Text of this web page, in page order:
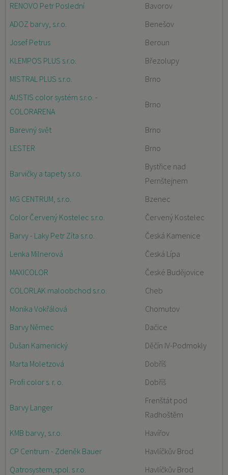
RENOVO Petr Poslední
Bavorov
ADOZ barvy, s.r.o.
Benešov
Josef Petrus
Beroun
KLEMPOS PLUS s.r.o.
Březolupy
MISTRAL PLUS s.r.o.
Brno
AUSTIS color systém s.r.o. -
COLORARENA
Brno
Barevný svět
Brno
LESTER
Brno
Barvičky a tapety s.r.o.
Bystřice nad
Pernštejnem
MG CENTRUM, s.r.o.
Bzenec
Color Červený Kostelec s.r.o.
Červený Kostelec
Barvy - Laky Petr Zíta s.r.o.
Česká Kamenice
Lenka Milnerová
Česká Lípa
MAXICOLOR
České Budějovice
COLORLAK maloobchod s.r.o.
Cheb
Monika Vokřálová
Chomutov
Barvy Němec
Dačice
Dušan Kamenický
Děčín IV-Podmokly
Marta Moletzová
Dobříš
Profi color s. r. o.
Dobříš
Barvy Langer
Frenštát pod
Radhoštěm
KMB barvy, s.r.o.
Havířov
CP Centrum - Zdeněk Bauer
Havlíčkův Brod
Qatrosystem,spol. s r.o.
Havlíčkův Brod